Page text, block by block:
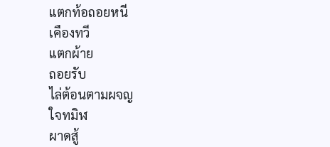
แตกท้อถอยหนี
เคืองทวี
แตกผ้าย
ถอยรับ
ไล่ต้อนตามผจญ
ใจทมิฬ
ผาดสู้